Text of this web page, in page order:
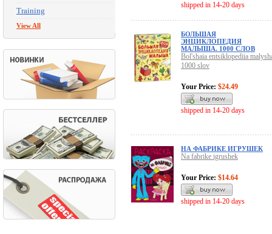
Training
View All
shipped in 14-20 days
БОЛЬШАЯ
ЭНЦИКЛОПЕДИЯ
МАЛЫША. 1000 СЛОВ
Bol'shaia entsiklopediia
1000 slov
Your Price: $24.49
shipped in 14-20 days
НА ФАБРИКЕ ИГРУШЕК
Na fabrike igrushek
Your Price: $14.64
shipped in 14-20 days